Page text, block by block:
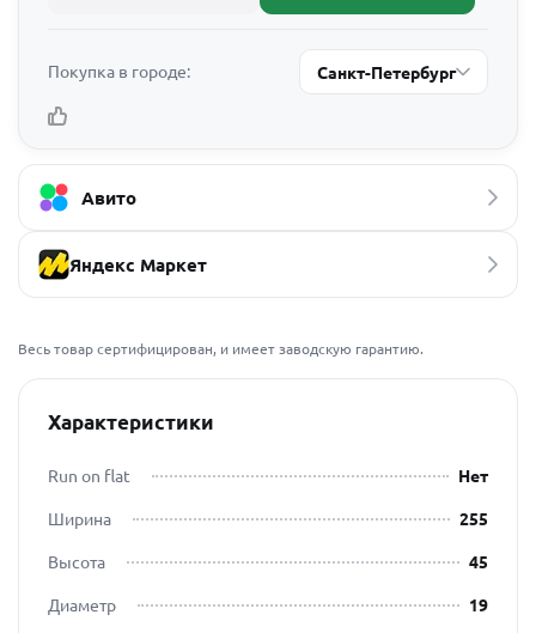
Покупка в городе: Санкт-Петербург
Авито
Яндекс Маркет
Весь товар сертифицирован, и имеет заводскую гарантию.
Характеристики
Run on flat
Нет
Ширина
255
Высота
45
Диаметр
19